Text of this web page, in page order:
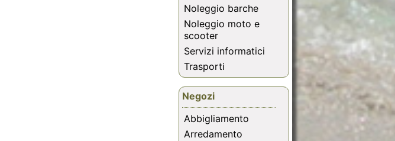
Noleggio barche
Noleggio moto e
scooter
Servizi informatici
Trasporti
Negozi
Abbigliamento
Arredamento